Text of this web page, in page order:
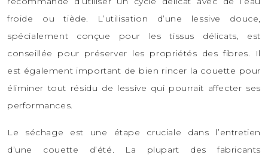
froide ou tiède. L’utilisation d’une lessive douce,
spécialement conçue pour les tissus délicats, est
conseillée pour préserver les propriétés des fibres. Il
est également important de bien rincer la couette pour
éliminer tout résidu de lessive qui pourrait affecter ses
performances.
Le séchage est une étape cruciale dans l’entretien
d’une couette d’été. La plupart des fabricants